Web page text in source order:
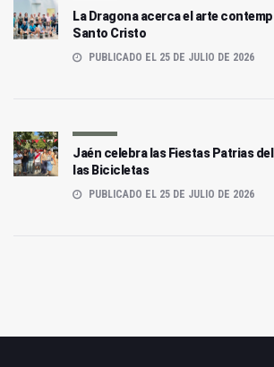
La Dragona acerca el arte
Santo Cristo
PUBLICADO EL 25 DE JULIO DE 2026
Jaén celebra las Fiestas Patrias
las Bicicletas
PUBLICADO EL 25 DE JULIO DE 2026